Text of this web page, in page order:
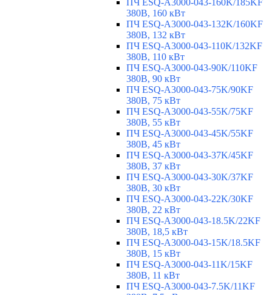
ПЧ ESQ-A3000-043-160K/185KF
380В, 160 кВт
ПЧ ESQ-A3000-043-132K/160KF
380В, 132 кВт
ПЧ ESQ-A3000-043-110K/132KF
380В, 110 кВт
ПЧ ESQ-A3000-043-90K/110KF
380В, 90 кВт
ПЧ ESQ-A3000-043-75K/90KF
380В, 75 кВт
ПЧ ESQ-A3000-043-55K/75KF
380В, 55 кВт
ПЧ ESQ-A3000-043-45K/55KF
380В, 45 кВт
ПЧ ESQ-A3000-043-37K/45KF
380В, 37 кВт
ПЧ ESQ-A3000-043-30K/37KF
380В, 30 кВт
ПЧ ESQ-A3000-043-22K/30KF
380В, 22 кВт
ПЧ ESQ-A3000-043-18.5K/22KF
380В, 18,5 кВт
ПЧ ESQ-A3000-043-15K/18.5KF
380В, 15 кВт
ПЧ ESQ-A3000-043-11K/15KF
380В, 11 кВт
ПЧ ESQ-A3000-043-7.5K/11KF